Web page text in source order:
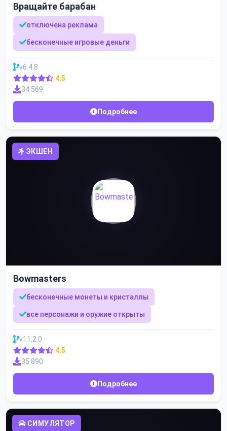
Вращайте барабан
отключена реклама
бесконечные игровые деньги
v6.4.8
4.5
34 569
Подробнее
ЭКШЕН
Bowmasters
бесконечные монеты и кристаллы
все персонажи и оружие открыты
v11.2.0
4.5
35 890
Подробнее
СИМУЛЯТОР